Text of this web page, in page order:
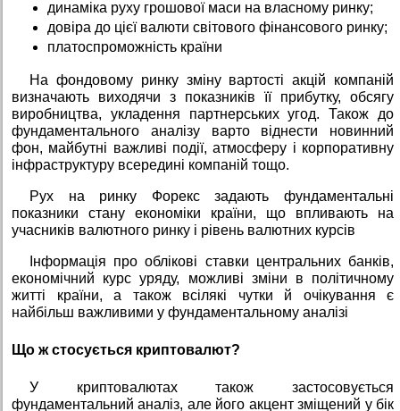
динаміка руху грошової маси на власному ринку;
довіра до цієї валюти світового фінансового ринку;
платоспроможність країни
На фондовому ринку зміну вартості акцій компаній
визначають виходячи з показників її прибутку, обсягу
виробництва, укладення партнерських угод. Також до
фундаментального аналізу варто віднести новинний
фон, майбутні важливі події, атмосферу і корпоративну
інфраструктуру всередині компаній тощо.
Рух на ринку Форекс задають фундаментальні
показники стану економіки країни, що впливають на
учасників валютного ринку і рівень валютних курсів
Інформація про облікові ставки центральних банків,
економічний курс уряду, можливі зміни в політичному
житті країни, а також всілякі чутки й очікування є
найбільш важливими у фундаментальному аналізі
Що ж стосується криптовалют?
У криптовалютах також застосовується
фундаментальний аналіз, але його акцент зміщений у бік